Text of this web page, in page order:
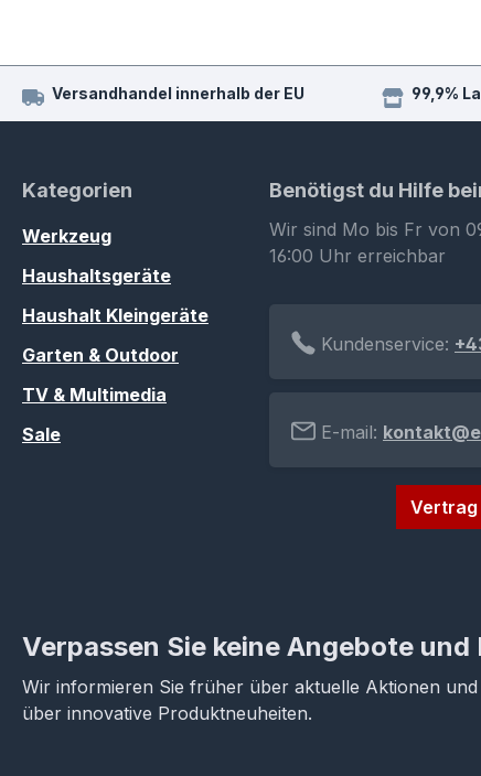
Versandhandel innerhalb der EU 99,9%
Kategorien
Werkzeug
Haushaltsgeräte
Haushalt Kleingeräte
Garten & Outdoor
TV & Multimedia
Sale
Benötigst du Hilfe
Wir sind Mo bis Fr von
16:00 Uhr erreichbar
Kundenservice:
E-mail:
Verpassen Sie keine Angebote und
Wir informieren Sie früher über aktuelle Aktionen
über innovative Produktneuheiten.